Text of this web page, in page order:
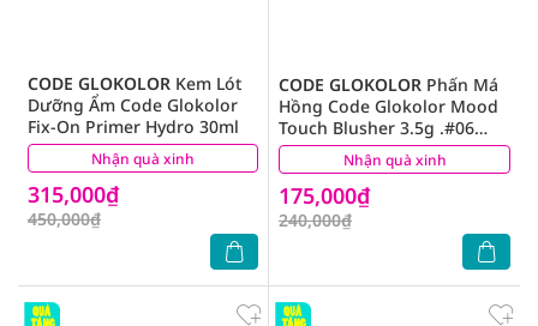
Nhận quà xinh
CODE GLOKOLOR Kem Lót
Dưỡng Ẩm Code Glokolor
Fix-On Primer Hydro 30ml
315,000₫
450,000₫
(1) Nhận quà xinh
CODE GLOKOLOR Phấn Má
Hồng Code Glokolor Mood
Touch Blusher 3.5g .#06
Chiffon Rose
175,000₫
240,000₫
(0)